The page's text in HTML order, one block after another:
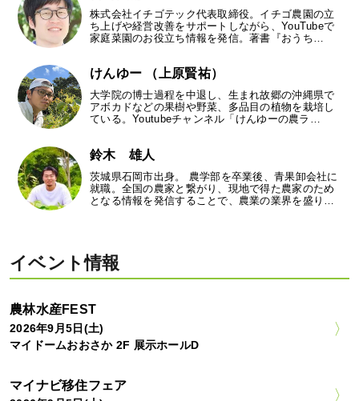
株式会社イチゴテック代表取締役。イチゴ農園の立
ち上げや経営改善をサポートしながら、YouTubeで
家庭菜園のお役立ち情報を発信。著書『おうち…
けんゆー （上原賢祐）
大学院の博士過程を中退し、生まれ故郷の沖縄県で
アボカドなどの果樹や野菜、多品目の植物を栽培し
ている。Youtubeチャンネル「けんゆーの農ラ…
鈴木 雄人
茨城県石岡市出身。 農学部を卒業後、青果卸会社に
就職。全国の農家と繋がり、現地で得た農家のため
となる情報を発信することで、農業の業界を盛り…
イベント情報
農林水産FEST
2026年9月5日(土)
マイドームおおさか 2F 展示ホールD
マイナビ移住フェア